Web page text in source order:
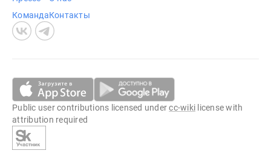
КомандаКонтакты
Public user contributions licensed undercc-wiki license with
attribution required